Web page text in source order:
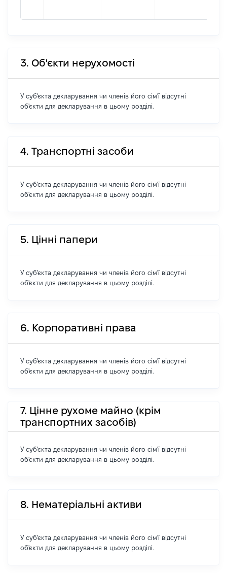
3. Об'єкти нерухомості
У суб'єкта декларування чи членів його сім'ї відсутні
об'єкти для декларування в цьому розділі.
4. Транспортні засоби
У суб'єкта декларування чи членів його сім'ї відсутні
об'єкти для декларування в цьому розділі.
5. Цінні папери
У суб'єкта декларування чи членів його сім'ї відсутні
об'єкти для декларування в цьому розділі.
6. Корпоративні права
У суб'єкта декларування чи членів його сім'ї відсутні
об'єкти для декларування в цьому розділі.
7. Цінне рухоме майно (крім
транспортних засобів)
У суб'єкта декларування чи членів його сім'ї відсутні
об'єкти для декларування в цьому розділі.
8. Нематеріальні активи
У суб'єкта декларування чи членів його сім'ї відсутні
об'єкти для декларування в цьому розділі.